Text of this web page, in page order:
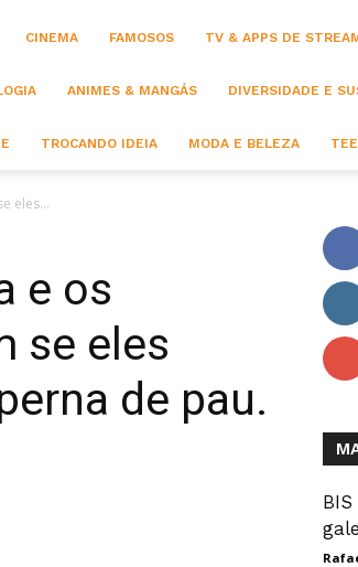
CINEMA FAMOSOS TV & APPS DE
ANIMES & MANGÁS DIVERSIDADE E
TROCANDO IDEIA MODA E BELEZA
eles...
e os
se eles
de pau.